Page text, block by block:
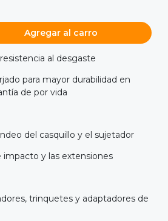
Agregar al carro
al desgaste
para mayor durabilidad en
de por vida
del casquillo y el sujetador
impacto y las extensiones
trinquetes y adaptadores de